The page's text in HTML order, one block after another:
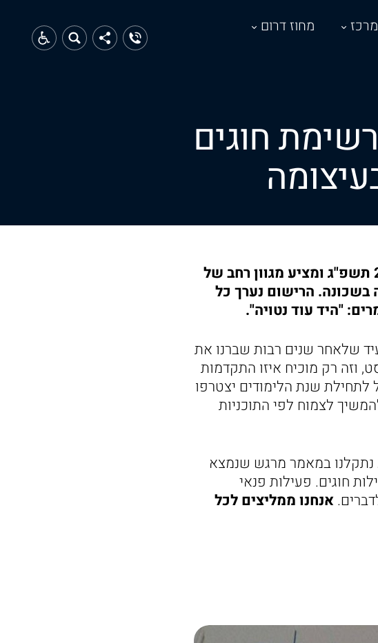
מחוז דרום
חוגים
מתנ"ס גבעת אולגה נערך לקראת שנת הפעילות 2022/2023 תשפ"ג ומציע מגוון רחב של
בשכונה. הרישום נערך כל
"היד עוד נטויה".
ויכולה להעיד שלאחר שנים רבות שברנו את
וזה רק מוכיח איזו התקדמות
לתחילת שנת הלימודים יצטרפו
לצמוח לפי התוכניות
נתקלנו במאמר מרגש שנמצא
חוגים. פעילות פנאי
אנחנו ממליצים לכל